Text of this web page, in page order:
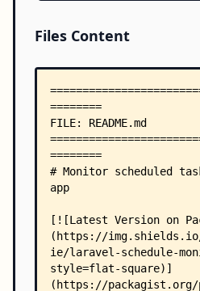
    ├── database/
│   │   ├──
│   │   └──
    │   └── migrations/
│       └──
    ├── resources/
    │   └── views/
│       ├──
│       ├──
│       └──
│           ├──
│           ├──
│           ├──
│           ├──
Files Content